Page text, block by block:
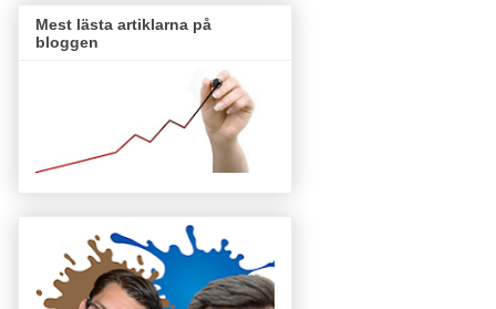
Mest lästa artiklarna på
bloggen